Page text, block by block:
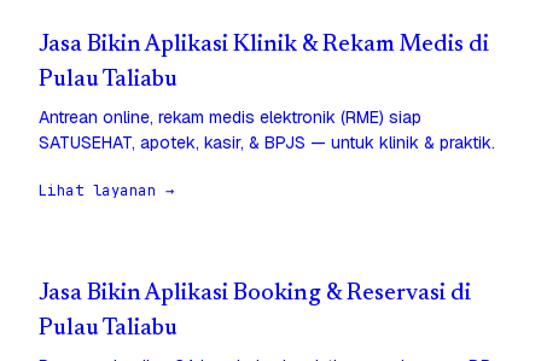
Jasa Bikin Aplikasi Klinik & Rekam Medis di
Pulau Taliabu
Antrean online, rekam medis elektronik (RME) siap
SATUSEHAT, apotek, kasir, & BPJS — untuk klinik & praktik.
Lihat layanan →
Jasa Bikin Aplikasi Booking & Reservasi di
Pulau Taliabu